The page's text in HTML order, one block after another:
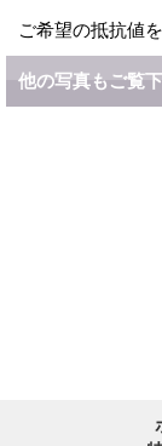
ご希望の抵抗値
他の写真もご覧